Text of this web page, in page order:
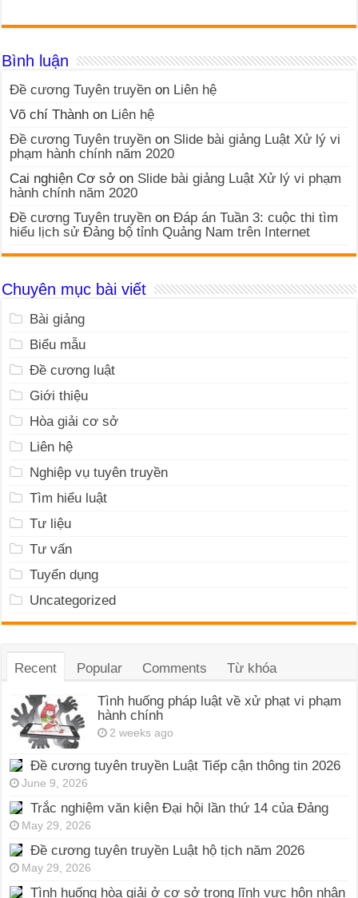
Cai nghiện Cơ sở
hành chính năm 2020
Đề cương Tuyên truyềnon
Chuyên mục bài viết
Bài giảng
Biểu mẫu
Giới thiệu
Hòa giải cơ sở
Liên hệ
Nghiệp vụ tuyên truyền
Tìm hiểu luật
Tư liệu
Tư vấn
Tuyển dụng
Uncategorized
Tình huống pháp luật về xử phạt vi phạm
2 weeks ago
Đề cương tuyên truyền Luật Tiếp cận thông tin 2026
June 9, 2026
Trắc nghiệm văn kiện Đại hội lần thứ 14 của Đảng
May 29, 2026
Đề cương tuyên truyền Luật hộ tịch năm 2026
May 29, 2026
Tình huống hòa giải ở cơ sở trong lĩnh vực hôn nhân
và gia đình
May 24, 2026